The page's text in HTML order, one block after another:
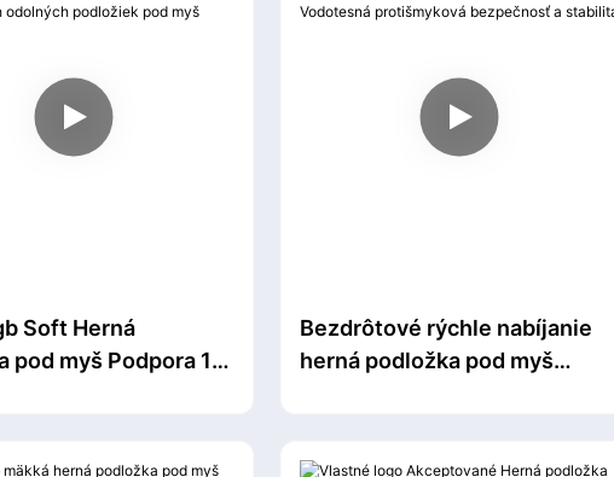
Soft Herná
pod myš Podpora 15
pod myš
Bezdrôtové rýchle nabíjanie
herná podložka pod myš
protišmyková bezpečnosť a